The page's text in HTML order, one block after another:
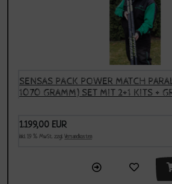
SENSAS PACK POWER MATCH
1070 GRAMM) SET MIT 2+1 KITS +
1.199,00 EUR
inkl. 19 % MwSt. zzgl. Versandkosten